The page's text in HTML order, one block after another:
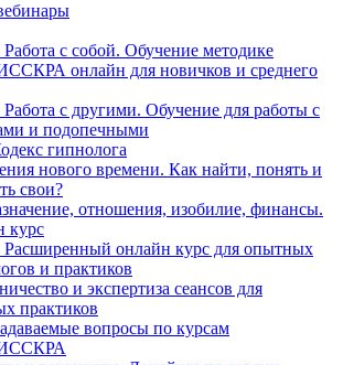
с собой. Обучение методике
онлайн для новичков и среднего
с другими. Обучение для работы с
и подопечными
гипнолога
нового времени. Как найти, понять и
свои?
отношения, изобилие, финансы.
курс
Расширенный онлайн курс для опытных
и практиков
и экспертиза сеансов для
практиков
вопросы по курсам